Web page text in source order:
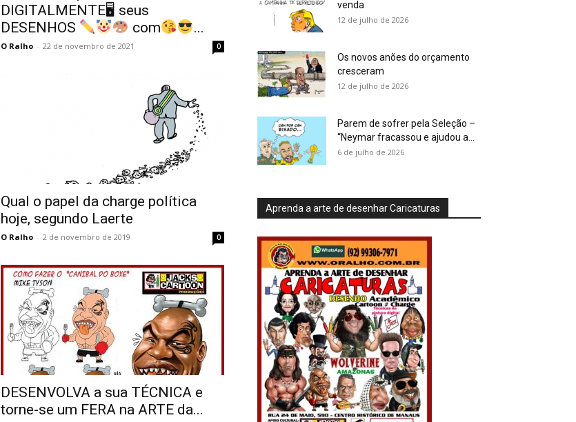
DIGITALMENTE🖥 seus
DESENHOS
com ...
O Ralho - 22 de novembro de 2021 0
Qual o papel da charge política
hoje, segundo Laerte
O Ralho - 2 de novembro de 2019 0
DESENVOLVA a sua TÉCNICA e
torne-se um FERA na ARTE da...
venda
12 de julho de 2026
Os novos anões do orçamento
cresceram
12 de julho de 2026
Parem de sofrer pela Seleção –
“Neymar fracassou e ajudou a...
6 de julho de 2026
Aprenda a arte de desenhar Caricaturas